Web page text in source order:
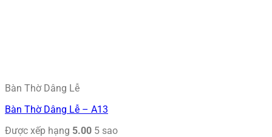
Bàn Thờ Dâng Lễ
Bàn Thờ Dâng Lễ – A13
Được xếp hạng 5.00 5 sao